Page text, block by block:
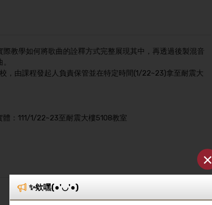
✨欸嘿(●'◡'●)
×
教學如何將歌曲的詮釋方式完整展現其中，再透過後製混音
，由課程發起人負責保管並在特定時間(1/22~23)拿至耐震大
體：111/1/22~23至耐震大樓5108教室